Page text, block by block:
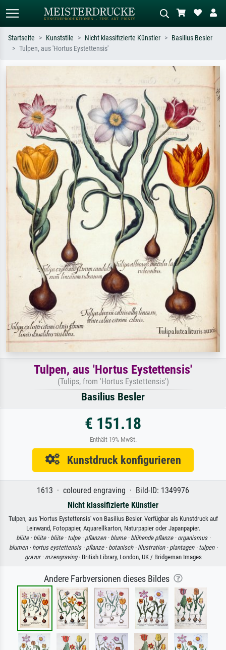
oder Stilen – z.B. Monet,
Sternennacht, Impressionismus, Welle
Hokusai, Akt.
Wiese, Abstrakt mit viel Rot, Dunkles
Ölgemälde, Stehender Akt neben einem
Baum.
Startseite Kunststile Nicht klassifizierte Künstler
Basilius Besler
Tulpen, aus 'Hortus Eystettensis'
Tulpen, aus 'Hortus Eystettensis'
(Tulips, from 'Hortus Eystettensis')
Basilius Besler
€ 151.18
Enthält 19% MwSt.
Kunstdruck konfigurieren
1613 · coloured engraving · Bild-ID: 1349976
Nicht klassifizierte Künstler
Tulpen, aus 'Hortus Eystettensis' von Basilius Besler. Verfügbar als Kunstdruck auf
Leinwand, Fotopapier, Aquarellkarton, Naturpapier oder Japanpapier.
blüte · blüte · blüte · tulpe · pflanzen · blume · blühende pflanze · organismus ·
blumen · hortus eystettensis · pflanze · botanisch · illustration · plantagen · tulpen ·
gravur · mzengraving· British Library, London, UK / Bridgeman Images
Andere Farbversionen dieses Bildes